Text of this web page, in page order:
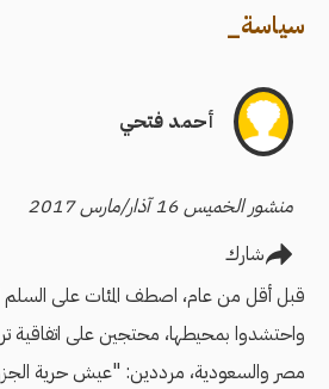
سياسة_
أحمد فتحي
منشور الخميس 16 آذار/مارس 2017
شارك
قبل أقل من عام، اصطف المئات على السلم
واحتشدوا بمحيطها، محتجين على اتفاقية
مصر والسعودية، مرددين: "عيش حرية